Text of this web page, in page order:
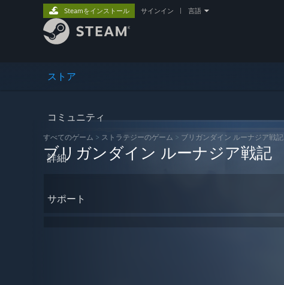
ストア
コミュニティ
詳細
サポート
Steamをインストール サインイン 言語
すべてのゲーム > ストラテジーのゲーム > ブリガンダイン ルーナジア戦記
ブリガンダイン ルーナジア戦記